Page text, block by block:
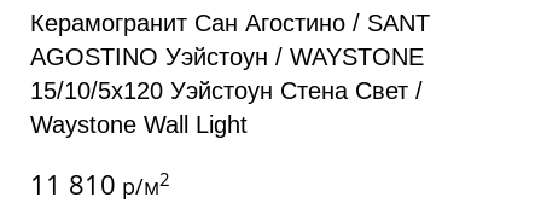
Керамогранит Сан Агостино / SANT
AGOSTINO Уэйстоун / WAYSTONE
15/10/5x120 Уэйстоун Стена Свет /
Waystone Wall Light
11 810 р/м2